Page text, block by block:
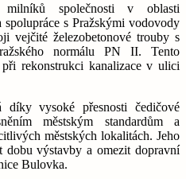
milníků společnosti v oblasti
s Pražskými vodovody
vejčité železobetonové trouby s
normálu PN II. Tento
rekonstrukci kanalizace v ulici
díky vysoké přesnosti čedičové
městským standardům a
městských lokalitách. Jeho
výstavby a omezit dopravní
Bulovka.